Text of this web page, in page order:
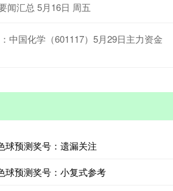
闻汇总 5月16日 周五
中国化学（601117）5月29日主力资金
球预测奖号：遗漏关注
球预测奖号：小复式参考